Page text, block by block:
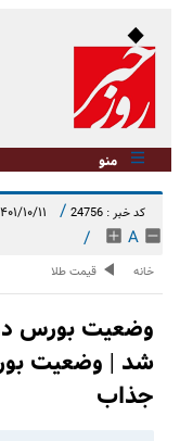
منو
کد خبر : 24756 / ۱۴۰۱/۱۰/۱۱
A
/
خانه قیمت طلا
وضعیت بورس
جذاب